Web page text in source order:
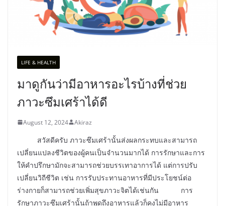
LIFE & HEALTH
มาดูกันว่ามีอาหารอะไรบ้างที่ช่วย
ภาวะซึมเศร้าได้ดี
August 12, 2024 Akiraz
สวัสดีครับ ภาวะซึมเศร้านั้นส่งผลกระทบและสามารถ
เปลี่ยนแปลงชีวิตของผู้คนเป็นจำนวนมากได้ การรักษาและการ
ให้คำปรึกษามักจะสามารถช่วยบรรเทาอาการได้ แต่การปรับ
เปลี่ยนวิถีชีวิต เช่น การรับประทานอาหารที่มีประโยชน์ต่อ
ร่างกายก็สามารถช่วยเพิ่มสุขภาวะจิตได้เช่นกัน การ
รักษาภาวะซึมเศร้านั้นถ้าพูดถึงอาหารแล้วก็คงไม่มีอาหาร